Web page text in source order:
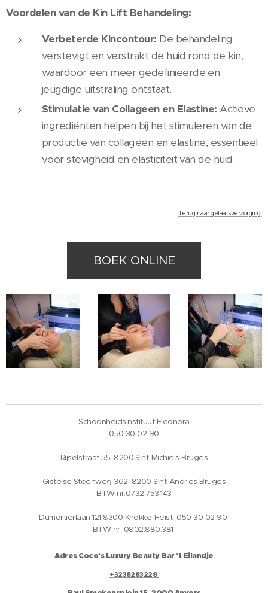
Voordelen van de Kin Lift Behandeling:
Verbeterde Kincontour: De behandeling
verstevigt en verstrakt de huid rond de kin,
waardoor een meer gedefinieerde en
jeugdige uitstraling ontstaat.
Stimulatie van Collageen en Elastine: Actieve
ingrediënten helpen bij het stimuleren van de
productie van collageen en elastine, essentieel
voor stevigheid en elasticiteit van de huid.
Terug naar gelaatsverzorging.
BOEK ONLINE
Schoonheidsinstituut Eleonora
050 30 02 90
Rijselstraat 55, 8200 Sint-Michiels Bruges
Gistelse Steenweg 362, 8200 Sint-Andries Bruges
BTW nr.0732.753.143
Dumortierlaan 121 8300 Knokke-Heist 050 30 02 90
BTW nr. 0802.880.381
Adres Coco's Luxury Beauty Bar 't Eilandje
+3238283228